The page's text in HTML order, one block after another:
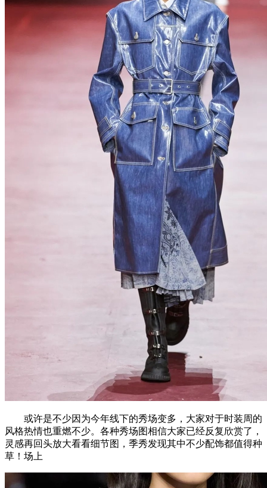
或许是不少因为今年线下的秀场变多，大家对于时装周的
风格热情也重燃不少。各种秀场图相信大家已经反复欣赏了，
灵感再回头放大看看细节图，季秀发现其中不少配饰都值得种
草！场上